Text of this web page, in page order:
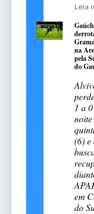
Leia
na
pela
do
1 a
noite
(6) e
em
do